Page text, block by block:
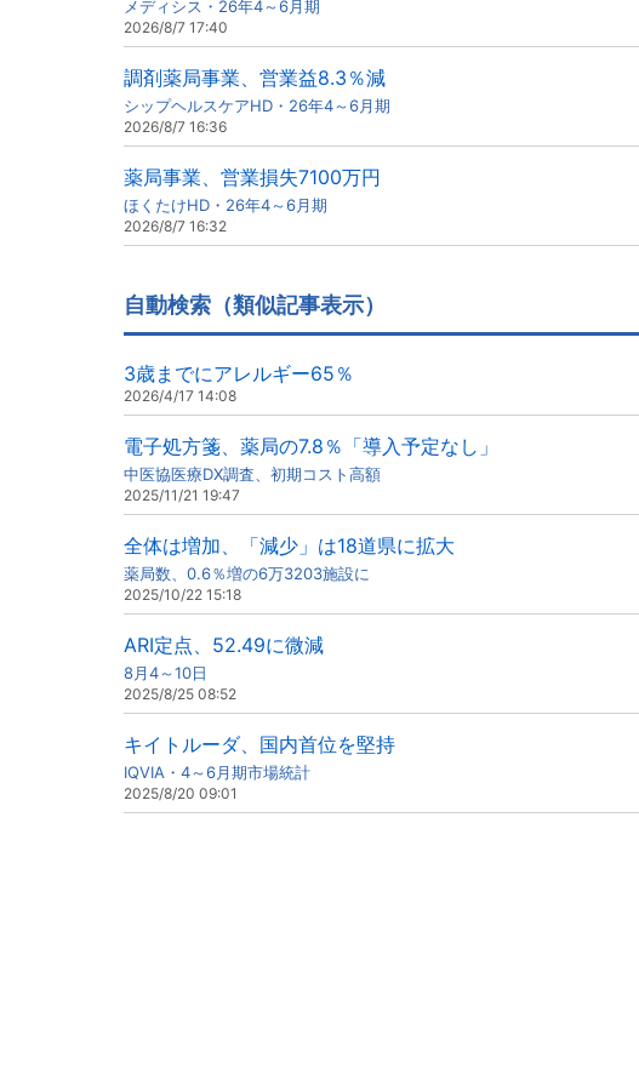
メディシス・26年4～6月期
2026/8/7 17:40
調剤薬局事業、営業益8.3％減
シップヘルスケアHD・26年4～6月期
2026/8/7 16:36
薬局事業、営業損失7100万円
ほくたけHD・26年4～6月期
2026/8/7 16:32
自動検索（類似記事表示）
3歳までにアレルギー65％
2026/4/17 14:08
電子処方箋、薬局の7.8％「導入予定なし」
中医協医療DX調査、初期コスト高額
2025/11/21 19:47
全体は増加、「減少」は18道県に拡大
薬局数、0.6％増の6万3203施設に
2025/10/22 15:18
ARI定点、52.49に微減
8月4～10日
2025/8/25 08:52
キイトルーダ、国内首位を堅持
IQVIA・4～6月期市場統計
2025/8/20 09:01